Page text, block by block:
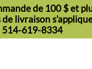
de 100 $ et
livraison
514-619-8334